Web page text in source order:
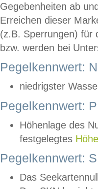
Gegebenheiten ab
Erreichen dieser
(z.B. Sperrungen) für
bzw. werden bei
Pegelkennwert:
niedrigster
Pegelkennwert:
Höhenlage des
festgelegtes
Pegelkennwert:
Das